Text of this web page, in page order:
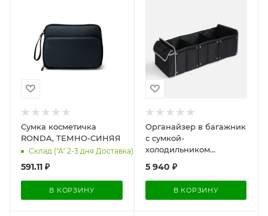
Сумка косметичка
RONDA, ТЕМНО-СИНЯЯ
Склад ("А" 2-3 дня Доставка): 1
591.11 ₽
В КОРЗИНУ
Органайзер в багажник
с сумкой-
холодильником
серым
5 940 ₽
В КОРЗИНУ